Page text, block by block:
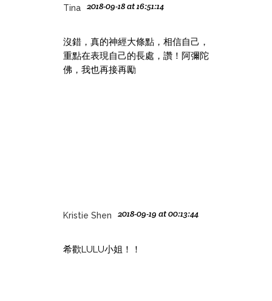
Tina 2018-09-18 at 16:51:14
沒錯，真的神經大條點，相信自己，
重點在表現自己的長處，讚！阿彌陀
佛，我也再接再勵
Kristie Shen 2018-09-19 at 00:13:44
希歡LULU小姐！！